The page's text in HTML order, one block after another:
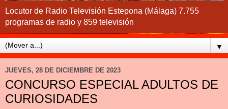
Locutor de Radio Televisión Estepona (Málaga) 7.755
programas de radio y 859 televisión
▼
JUEVES, 28 DE DICIEMBRE DE 2023
CONCURSO ESPECIAL ADULTOS DE
CURIOSIDADES